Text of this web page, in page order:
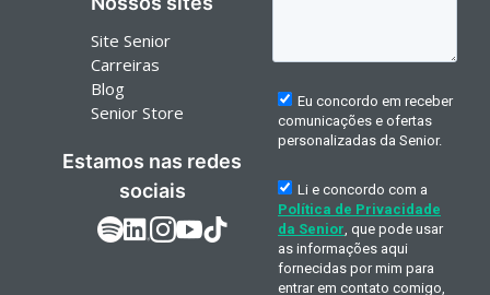
Site Senior
Carreiras
Blog
Senior Store
Estamos nas redes
sociais